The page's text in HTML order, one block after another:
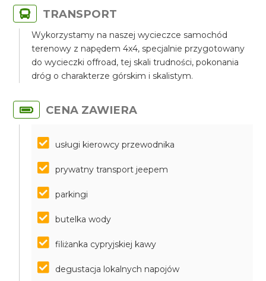
TRANSPORT
Wykorzystamy na naszej wycieczce samochód
terenowy z napędem 4x4, specjalnie przygotowany
do wycieczki offroad, tej skali trudności, pokonania
dróg o charakterze górskim i skalistym.
CENA ZAWIERA
usługi kierowcy przewodnika
prywatny transport jeepem
parkingi
butelka wody
filiżanka cypryjskiej kawy
degustacja lokalnych napojów